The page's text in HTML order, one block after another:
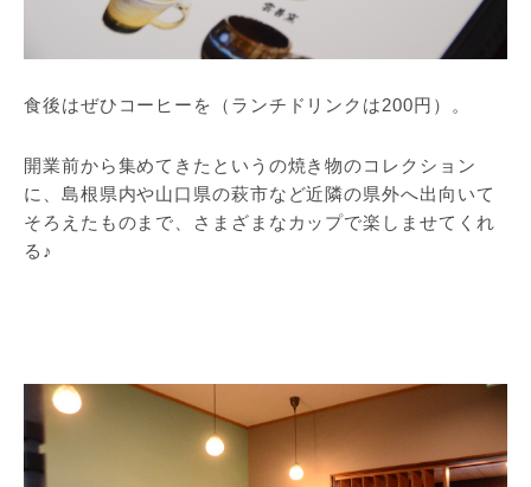
食後はぜひコーヒーを（ランチドリンクは200円）。
開業前から集めてきたというの焼き物のコレクション
に、島根県内や山口県の萩市など近隣の県外へ出向いて
そろえたものまで、さまざまなカップで楽しませてくれ
る♪